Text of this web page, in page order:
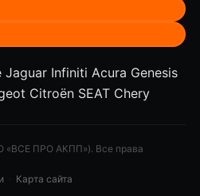
Jaguar Infiniti Acura Genesis
Citroën SEAT Chery
«ВСЕ ПРО АКПП»). Все права
· Карта сайта